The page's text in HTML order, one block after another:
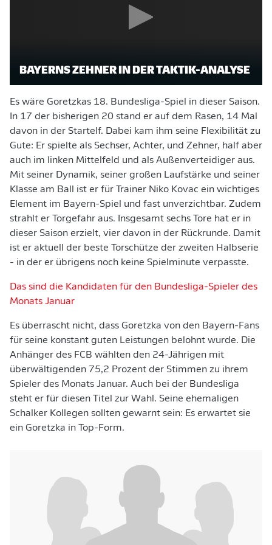
BAYERNS ZEHNER IN DER TAKTIK-ANALYSE
Es wäre Goretzkas 18. Bundesliga-Spiel in dieser Saison.
In 17 der bisherigen 20 stand er auf dem Rasen, 14 Mal
davon in der Startelf. Dabei kam ihm seine Flexibilität zu
Gute: Er spielte als Sechser, Achter, und Zehner, half aber
auch im linken Mittelfeld und als Außenverteidiger aus.
Mit seiner Dynamik, seiner großen Laufstärke und seiner
Klasse am Ball ist er für Trainer Niko Kovac ein wichtiges
Element im Bayern-Spiel und fast unverzichtbar. Zudem
strahlt er Torgefahr aus. Insgesamt sechs Tore hat er in
dieser Saison erzielt, vier davon in der Rückrunde. Damit
ist er aktuell der beste Torschütze der zweiten Halbserie
- in der er übrigens noch keine Spielminute verpasste.
Das sind die Kandidaten für den Bundesliga-Spieler des
Monats Januar
Es überrascht nicht, dass Goretzka von den Bayern-Fans
für seine konstant guten Leistungen belohnt wurde. Die
Anhänger des FCB wählten den 24-Jährigen mit
überwältigenden 75,2 Prozent der Stimmen zu ihrem
Spieler des Monats Januar. Auch bei der Bundesliga
steht er für diesen Titel zur Wahl. Seine ehemaligen
Schalker Kollegen sollten gewarnt sein: Es erwartet sie
ein Goretzka in Top-Form.